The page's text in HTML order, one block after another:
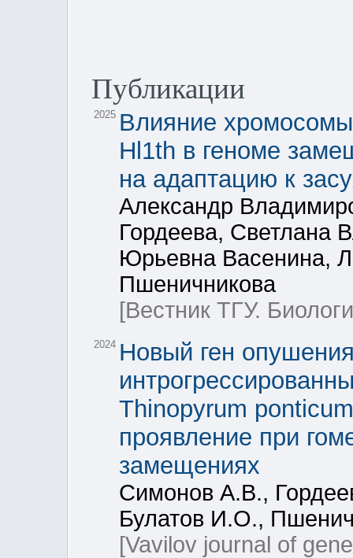
Публикации
2025 Влияние
Hl1th в геноме
на адаптацию к
Александр
Гордеева, Светлана
Юрьевна Васенина,
Пшеничникова
[Вестник ТГУ.
2024 Новый ген
Thinopyrum
проявление при
замещениях
Симонов А.В.,
Булатов И.О.,
[Vavilov journal of